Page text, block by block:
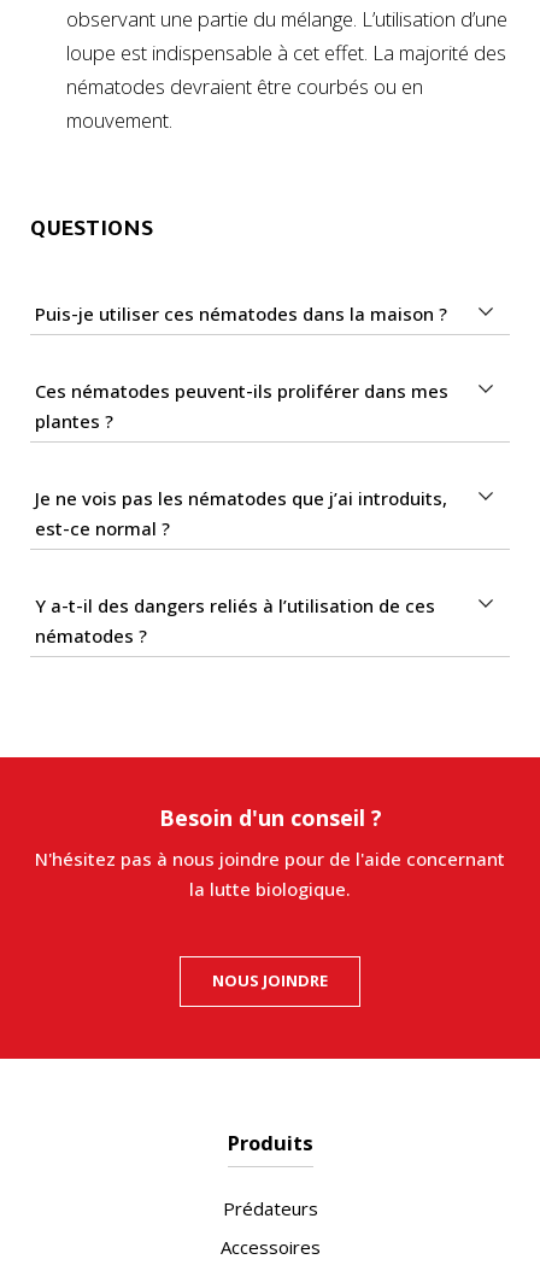
observant une partie du mélange. L’utilisation d’une
loupe est indispensable à cet effet. La majorité des
nématodes devraient être courbés ou en
mouvement.
QUESTIONS
Puis-je utiliser ces nématodes dans la maison ?
Ces nématodes peuvent-ils proliférer dans mes
plantes ?
Je ne vois pas les nématodes que j’ai introduits,
est-ce normal ?
Y a-t-il des dangers reliés à l’utilisation de ces
nématodes ?
Besoin d'un conseil ?
N'hésitez pas à nous joindre pour de l'aide concernant
la lutte biologique.
NOUS JOINDRE
Produits
Prédateurs
Accessoires